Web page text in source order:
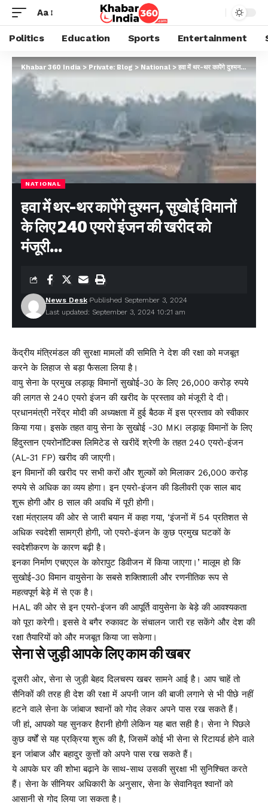
Aa
Politics Education Sports Entertainment
Khabar 360 India > Private: Blog > National > हवा में थर-थर कापेंगे दुश्मन, सुखोई विमानों के लिए 240 एयरो इंजन की खरीद को मंजूरी…
NATIONAL
हवा में थर-थर कापेंगे दुश्मन, सुखोई विमानों
के लिए 240 एयरो इंजन की खरीद को
मंजूरी…
Last updated: September 3, 2024 10:21 am
News Desk Published September 3, 2024
केंद्रीय मंत्रिमंडल की सुरक्षा मामलों की समिति ने देश की रक्षा को मजबूत
करने के लिहाज से बड़ा फैसला लिया है।
वायु सेना के प्रमुख लड़ाकू विमानों सुखोई-30 के लिए 26,000 करोड़ रुपये
की लागत से 240 एयरो इंजन की खरीद के प्रस्ताव को मंजूरी दे दी।
प्रधानमंत्री नरेंद्र मोदी की अध्यक्षता में हुई बैठक में इस प्रस्ताव को स्वीकार
किया गया। इसके तहत वायु सेना के सुखोई -30 MKI लड़ाकू विमानों के लिए
हिंदुस्तान एयरोनॉटिक्स लिमिटेड से खरीदें श्रेणी के तहत 240 एयरो-इंजन
(AL-31 FP) खरीद की जाएगी।
इन विमानों की खरीद पर सभी करों और शुल्कों को मिलाकर 26,000 करोड़
रुपये से अधिक का व्यय होगा। इन एयरो-इंजन की डिलीवरी एक साल बाद
शुरू होगी और 8 साल की अवधि में पूरी होगी।
रक्षा मंत्रालय की ओर से जारी बयान में कहा गया, ‘इंजनों में 54 प्रतिशत से
अधिक स्वदेशी सामग्री होगी, जो एयरो-इंजन के कुछ प्रमुख घटकों के
स्वदेशीकरण के कारण बढ़ी है।
इनका निर्माण एचएएल के कोरापुट डिवीजन में किया जाएगा।’ मालूम हो कि
सुखोई-30 विमान वायुसेना के सबसे शक्तिशाली और रणनीतिक रूप से
महत्वपूर्ण बेड़े में से एक है।
HAL की ओर से इन एयरो-इंजन की आपूर्ति वायुसेना के बेड़े की आवश्यकता
को पूरा करेगी। इससे वे बगैर रुकावट के संचालन जारी रह सकेंगे और देश की
रक्षा तैयारियों को और मजबूत किया जा सकेगा।
सेना से जुड़ी आपके लिए काम की खबर
दूसरी ओर, सेना से जुड़ी बेहद दिलचस्प खबर सामने आई है। आप चाहें तो
सैनिकों की तरह ही देश की रक्षा में अपनी जान की बाजी लगाने से भी पीछे नहीं
हटने वाले सेना के जांबाज श्वानों को गोद लेकर अपने पास रख सकते हैं।
जी हां, आपको यह सुनकर हैरानी होगी लेकिन यह बात सही है। सेना ने पिछले
कुछ वर्षों से यह प्रक्रिया शुरू की है, जिसमें कोई भी सेना से रिटायर्ड होने वाले
इन जांबाज और बहादुर कुत्तों को अपने पास रख सकते हैं।
ये आपके घर की शोभा बढ़ाने के साथ-साथ उसकी सुरक्षा भी सुनिश्चित करते
हैं। सेना के सीनियर अधिकारी के अनुसार, सेना के सेवानिवृत श्वानों को
आसानी से गोद लिया जा सकता है।